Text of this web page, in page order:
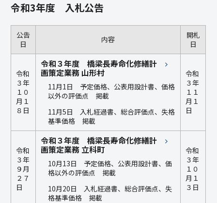
令和3年度 入札公告
公告
日
内容
開札
日
令和
３年
１０
月１
８日
令和３年度 橋梁長寿命化修繕計
画策定業務 山形村
11月1日 予定価格、公表用設計書、価格
以外の評価点 掲載
11月5日 入札経過書、総合評価点、失格
基準価格 掲載
令和
３年
１１
月１
日
令和
３年
９月
２７
日
令和３年度 橋梁長寿命化修繕計
画策定業務 立科町
10月13日 予定価格、公表用設計書、価
格以外の評価点 掲載
10月20日 入札経過書、総合評価点、失
格基準価格 掲載
令和
３年
１０
月１
３日